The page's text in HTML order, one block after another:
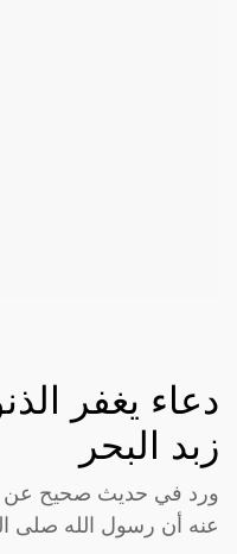
دعاء يغفر
زبد البحر
ورد في حديث صحيح عن
عنه أن رسول الله صلى